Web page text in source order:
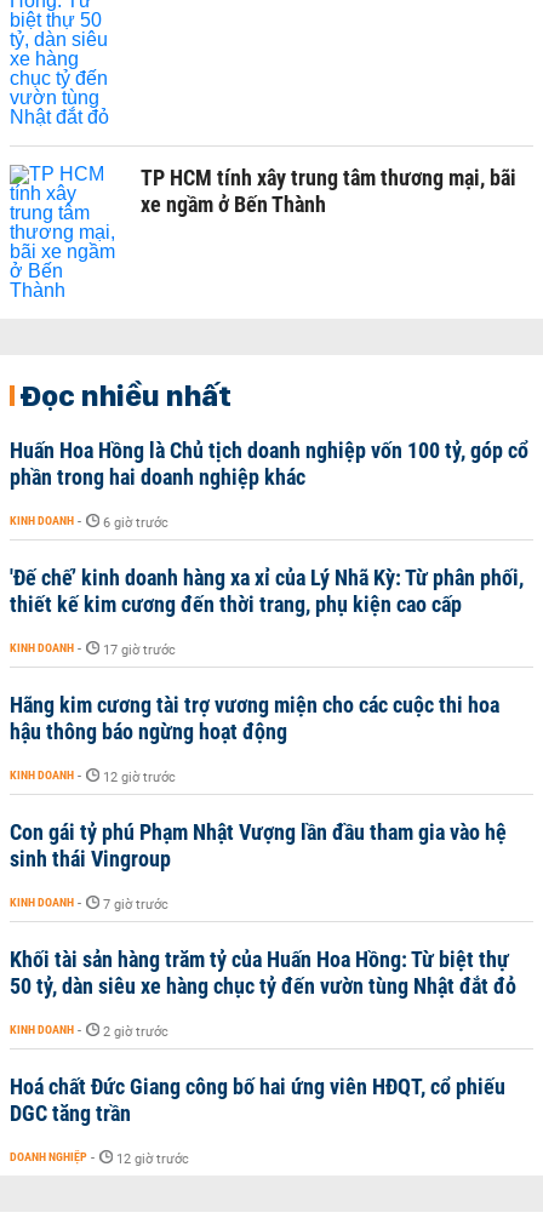
TP HCM tính xây trung tâm thương mại, bãi
xe ngầm ở Bến Thành
Đọc nhiều nhất
Huấn Hoa Hồng là Chủ tịch doanh nghiệp vốn 100 tỷ, góp cổ
phần trong hai doanh nghiệp khác
KINH DOANH - 6 giờ trước
'Đế chế’ kinh doanh hàng xa xỉ của Lý Nhã Kỳ: Từ phân phối,
thiết kế kim cương đến thời trang, phụ kiện cao cấp
KINH DOANH - 17 giờ trước
Hãng kim cương tài trợ vương miện cho các cuộc thi hoa
hậu thông báo ngừng hoạt động
KINH DOANH - 12 giờ trước
Con gái tỷ phú Phạm Nhật Vượng lần đầu tham gia vào hệ
sinh thái Vingroup
KINH DOANH - 7 giờ trước
Khối tài sản hàng trăm tỷ của Huấn Hoa Hồng: Từ biệt thự
50 tỷ, dàn siêu xe hàng chục tỷ đến vườn tùng Nhật đắt đỏ
KINH DOANH - 2 giờ trước
Hoá chất Đức Giang công bố hai ứng viên HĐQT, cổ phiếu
DGC tăng trần
DOANH NGHIỆP - 12 giờ trước